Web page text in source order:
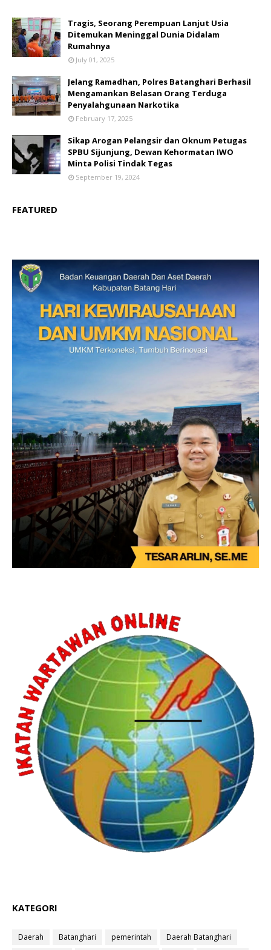
Tragis, Seorang Perempuan Lanjut Usia
Ditemukan Meninggal Dunia Didalam
Rumahnya
July 01, 2025
Jelang Ramadhan, Polres Batanghari Berhasil
Mengamankan Belasan Orang Terduga
Penyalahgunaan Narkotika
February 17, 2025
Sikap Arogan Pelangsir dan Oknum Petugas
SPBU Sijunjung, Dewan Kehormatan IWO
Minta Polisi Tindak Tegas
September 19, 2024
FEATURED
KATEGORI
Daerah Batanghari pemerintah
Daerah Batanghari